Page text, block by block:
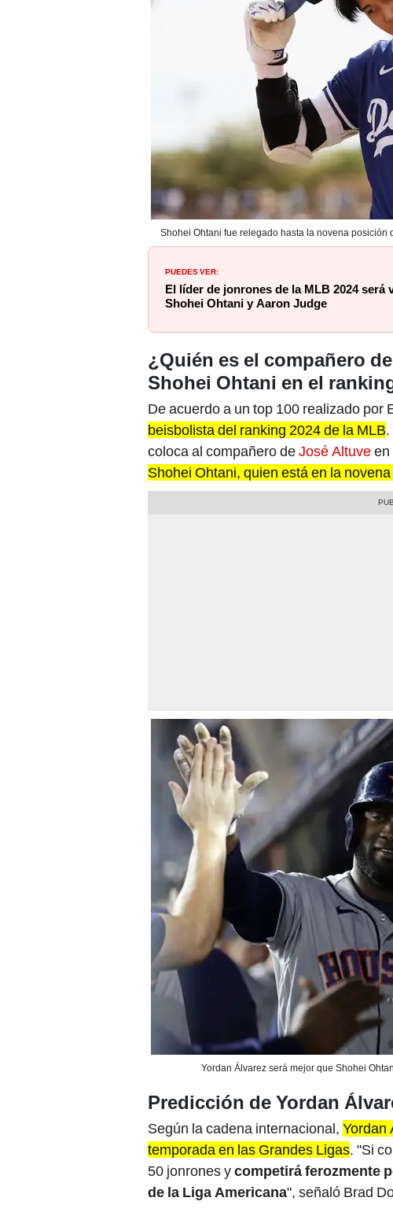
Shohei Ohtani fue relegado hasta la novena posición
PUEDES VER:
El líder de jonrones de la MLB 2024 será
Shohei Ohtani y Aaron Judge
¿Quién es el compañero
Shohei Ohtani en el
De acuerdo a un top 100 realizado por
beisbolista del ranking 2024 de la MLB
coloca al compañero deJosé Altuveen
Shohei Ohtani, quien está en la
Yordan Álvarez será mejor que Shohei
Predicción de Yordan
Según la cadena internacional, Yordan
temporada en las Grandes Ligas. "Si
50 jonrones ycompetirá ferozmente
de la Liga Americana", señaló Brad